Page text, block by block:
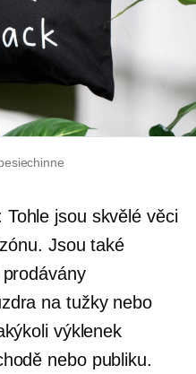
Tohle jsou skvělé věci
Jsou také
na tužky nebo
výklenek
nebo publiku.